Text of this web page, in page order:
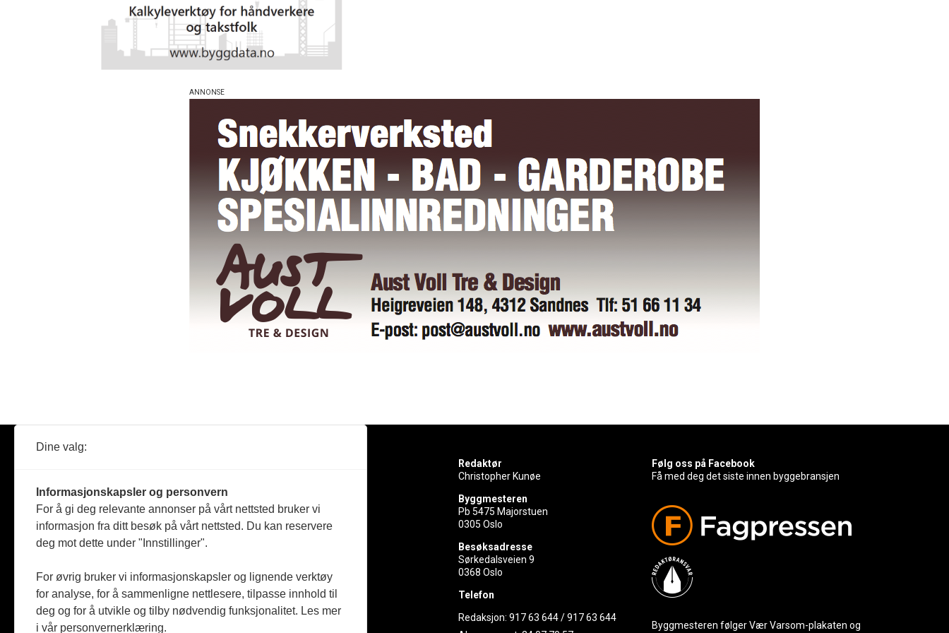
Reportasje
Produkter
Jobbmarked
Redaktør
Christopher Kunøe
Byggmesteren
Pb 5475 Majorstuen
0305 Oslo
Besøksadresse
Sørkedalsveien 9
0368 Oslo
Telefon
Redaksjon:917 63 644/917 63 644
Følg oss på Facebook
Få med deg det siste innen byggebransjen
Byggmesteren følger Vær Varsom-plakaten og
Dine valg:
Informasjonskapsler og personvern
For å gi deg relevante annonser på vårt nettsted bruker vi
informasjon fra ditt besøk på vårt nettsted. Du kan reservere
deg mot dette under "Innstillinger".
For øvrig bruker vi informasjonskapsler og lignende verktøy
for analyse, for å sammenligne nettlesere, tilpasse innhold til
deg og for å utvikle og tilby nødvendig funksjonalitet. Les mer
i vår personvernerklæring.